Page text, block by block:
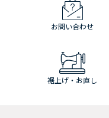
お問い合わせ
裾上げ・お直し